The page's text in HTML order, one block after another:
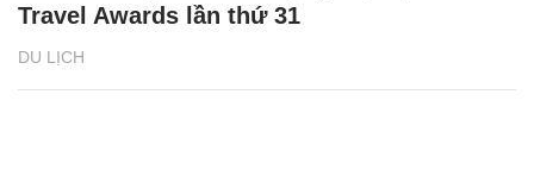
DU LỊCH
Travel Awards lần thứ 31